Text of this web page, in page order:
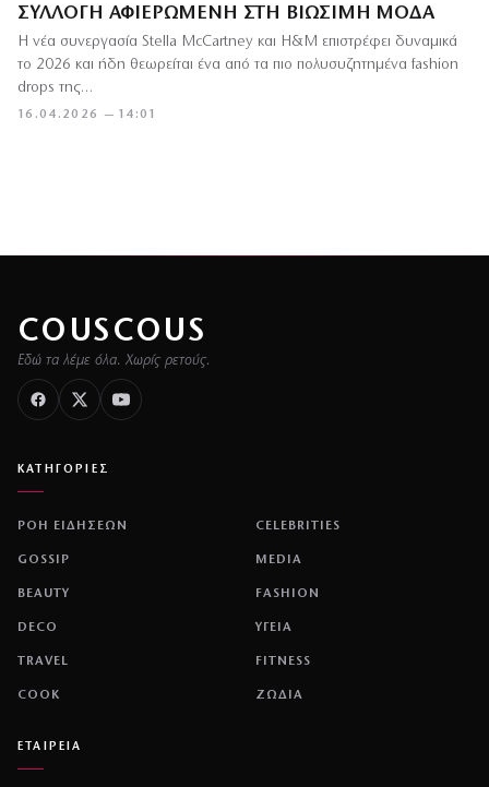
ΣΥΛΛΟΓΉ ΑΦΙΕΡΩΜΈΝΗ ΣΤΗ ΒΙΏΣΙΜΗ ΜΌΔΑ
16.04.2026 — 14:01
Η νέα συνεργασία Stella McCartney και H&M επιστρέφει δυναμικά
το 2026 και ήδη θεωρείται ένα από τα πιο πολυσυζητημένα fashion
drops της…
COUSCOUS
Εδώ τα λέμε όλα. Χωρίς ρετούς.
ΚΑΤΗΓΟΡΙΕΣ
ΡΟΗ ΕΙΔΗΣΕΩΝ CELEBRITIES
GOSSIP MEDIA
BEAUTY FASHION
DECO ΥΓΕΙΑ
TRAVEL FITNESS
COOK ΖΩΔΙΑ
ΕΤΑΙΡΕΙΑ